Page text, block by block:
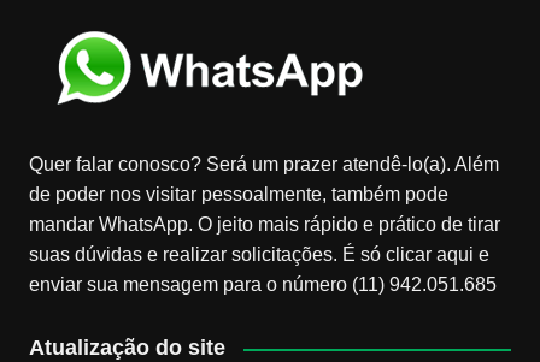
Quer falar conosco? Será um prazer atendê-lo(a). Além
de poder nos visitar pessoalmente, também pode
mandar WhatsApp. O jeito mais rápido e prático de tirar
suas dúvidas e realizar solicitações. É só clicar aqui e
enviar sua mensagem para o número (11) 942.051.685
Atualização do site